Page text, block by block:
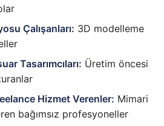
Çalışanları: 3D modelleme
Tasarımcıları: Üretim öncesi
Hizmet Verenler: Mimari
bağımsız profesyoneller